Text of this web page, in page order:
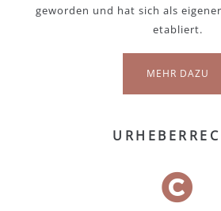
geworden und hat sich als
etabliert.
MEHR DAZU